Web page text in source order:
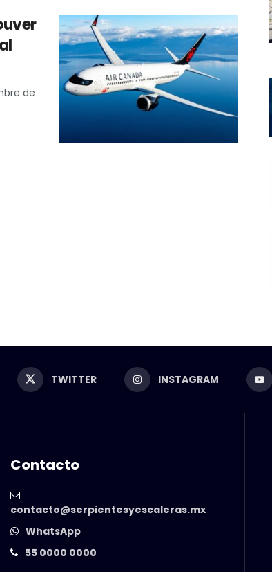
de
TWITTER INSTAGRAM
Contacto
contacto@serpientesyescaleras.mx
WhatsApp
55 0000 0000